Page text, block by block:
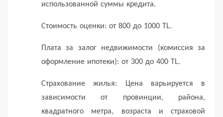
использованной суммы кредита.
Стоимость оценки: от 800 до 1000 TL.
Плата за залог недвижимости (комиссия за
оформление ипотеки): от 300 до 400 TL.
Страхование жилья: Цена варьируется в
зависимости от провинции, района,
квадратного метра, возраста и страховой